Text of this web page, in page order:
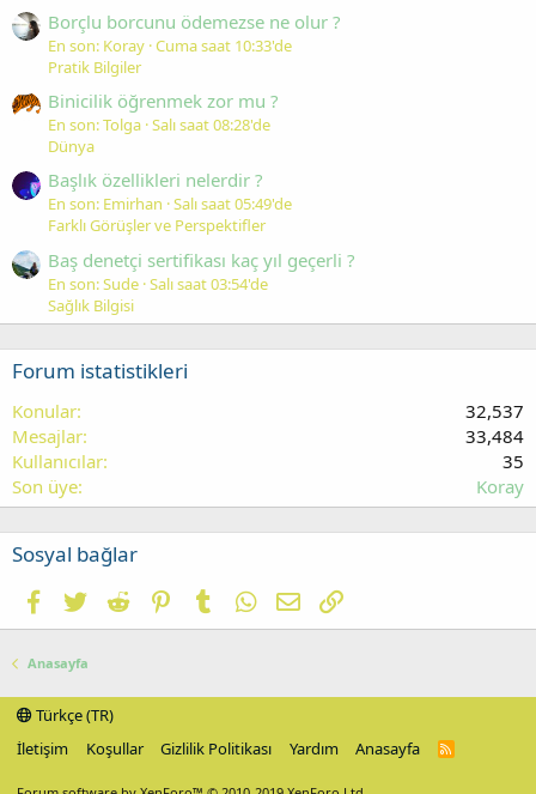
Borçlu borcunu ödemezse ne olur ?
En son: Koray Cuma saat 10:33'de
Pratik Bilgiler
Binicilik öğrenmek zor mu ?
En son: Tolga Salı saat 08:28'de
Dünya
Başlık özellikleri nelerdir ?
En son: Emirhan Salı saat 05:49'de
Farklı Görüşler ve Perspektifler
Baş denetçi sertifikası kaç yıl geçerli ?
En son: Sude Salı saat 03:54'de
Sağlık Bilgisi
Forum istatistikleri
Konular
32,537
Mesajlar
33,484
Kullanıcılar
35
Son üye
Koray
Sosyal bağlar
Facebook
TwitterReddit PinterestTumblrWhatsApp
E-postaLink
Anasayfa
Türkçe (TR)
İletişim
Koşullar Gizlilik Politikası Yardım Anasayfa
R